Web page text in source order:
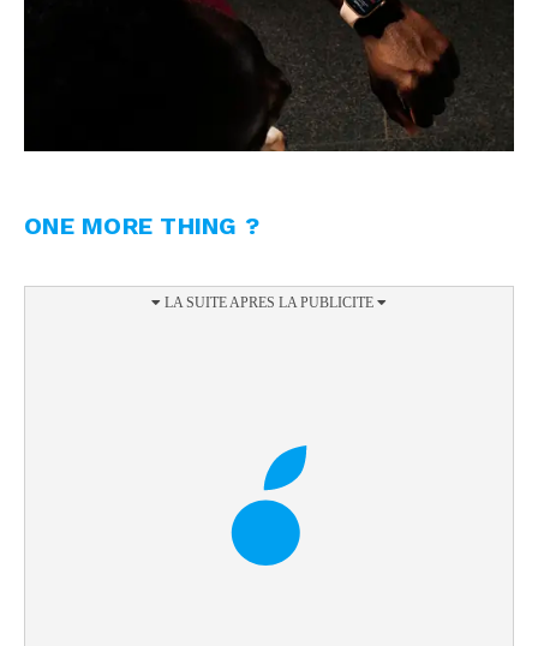
ONE MORE THING ?